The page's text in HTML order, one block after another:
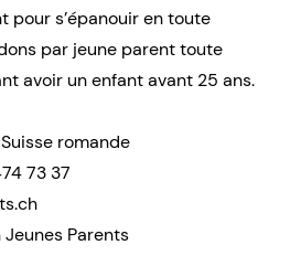
pour s’épanouir en toute
par jeune parent toute
avoir un enfant avant 25 ans.
romande
73 37
Parents